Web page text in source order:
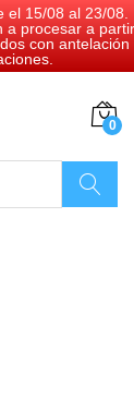
15/08 al 23/08.
a procesar a partir
con antelación
0